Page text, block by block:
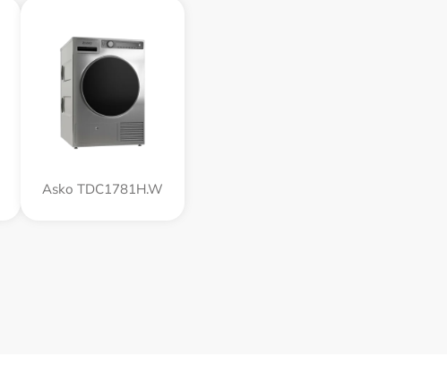
Asko TDC1781H.W